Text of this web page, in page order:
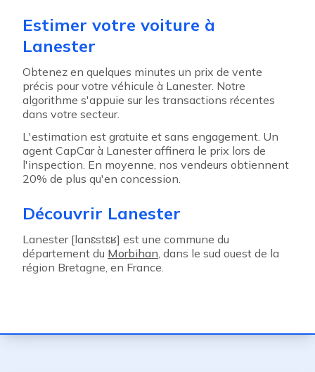
Estimer votre voiture à
Lanester
Obtenez en quelques minutes un prix de vente
précis pour votre véhicule à Lanester. Notre
algorithme s'appuie sur les transactions récentes
dans votre secteur.
L'estimation est gratuite et sans engagement. Un
agent CapCar à Lanester affinera le prix lors de
l'inspection. En moyenne, nos vendeurs obtiennent
20% de plus qu'en concession.
Découvrir Lanester
Lanester [lanɛstɛʁ] est une commune du
département du Morbihan, dans le sud ouest de la
région Bretagne, en France.